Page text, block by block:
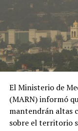
herramienta de
Policía
19
con
El Ministerio de
(MARN) informó
mantendrán altas
sobre el territorio